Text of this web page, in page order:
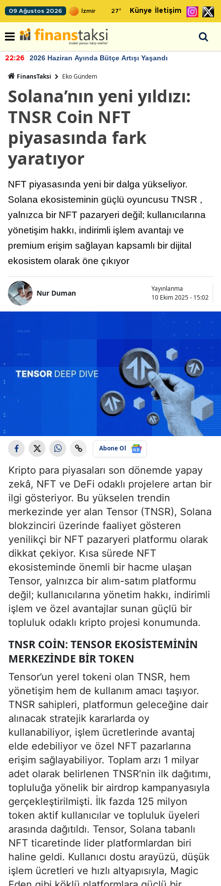
09 Ağustos 2026 27° Künye İletişim
22:26 2026 Haziran Ayında Bütçe Artışı Yaşandı
FinansTaksi Eko Gündem
Solana’nın yeni yıldızı:
TNSR Coin NFT
piyasasında fark
yaratıyor
NFT piyasasında yeni bir dalga yükseliyor.
Solana ekosisteminin güçlü oyuncusu TNSR ,
yalnızca bir NFT pazaryeri değil; kullanıcılarına
yönetişim hakkı, indirimli işlem avantajı ve
premium erişim sağlayan kapsamlı bir dijital
ekosistem olarak öne çıkıyor
Nur Duman
Yayınlanma
10 Ekim 2025 - 15:02
Abone Ol
Kripto para piyasaları son dönemde yapay
zekâ, NFT ve DeFi odaklı projelere artan bir
ilgi gösteriyor. Bu yükselen trendin
merkezinde yer alan Tensor (TNSR), Solana
blokzinciri üzerinde faaliyet gösteren
yenilikçi bir NFT pazaryeri platformu olarak
dikkat çekiyor. Kısa sürede NFT
ekosisteminde önemli bir hacme ulaşan
Tensor, yalnızca bir alım-satım platformu
değil; kullanıcılarına yönetim hakkı, indirimli
işlem ve özel avantajlar sunan güçlü bir
topluluk odaklı kripto projesi konumunda.
TNSR COIN: TENSOR EKOSISTEMININ
MERKEZINDE BIR TOKEN
Tensor’un yerel tokeni olan TNSR, hem
yönetişim hem de kullanım amacı taşıyor.
TNSR sahipleri, platformun geleceğine dair
alınacak stratejik kararlarda oy
kullanabiliyor, işlem ücretlerinde avantaj
elde edebiliyor ve özel NFT pazarlarına
erişim sağlayabiliyor. Toplam arzı 1 milyar
adet olarak belirlenen TNSR’nin ilk dağıtımı,
topluluğa yönelik bir airdrop kampanyasıyla
gerçekleştirilmişti. İlk fazda 125 milyon
token aktif kullanıcılar ve topluluk üyeleri
arasında dağıtıldı. Tensor, Solana tabanlı
NFT ticaretinde lider platformlardan biri
haline geldi. Kullanıcı dostu arayüzü, düşük
işlem ücretleri ve hızlı altyapısıyla, Magic